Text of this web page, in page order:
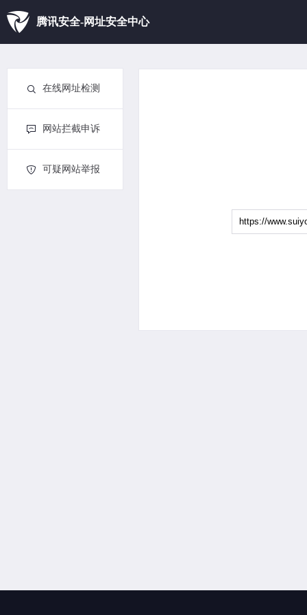
腾讯安全-网址安全中心
在线网址检测
网站拦截申诉
可疑网站举报